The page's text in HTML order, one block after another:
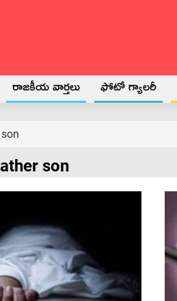
రాజకీయ వార్తలు ఫోటో గ్యాలరీ
son